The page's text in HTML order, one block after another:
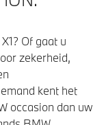
Of gaat u
zekerheid,
kent het
occasion dan uw